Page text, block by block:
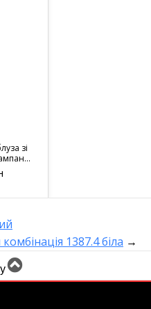
зі
1387.4 біла →